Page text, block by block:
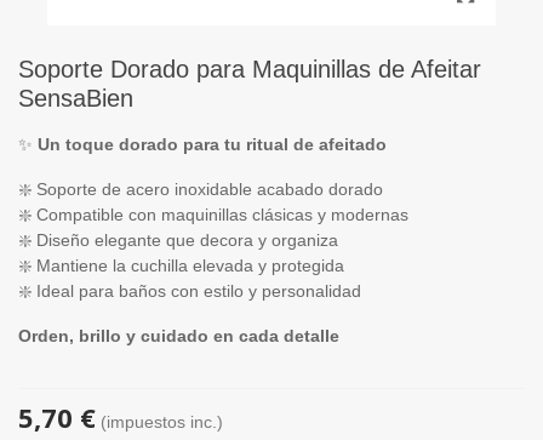
Soporte Dorado para Maquinillas de Afeitar
SensaBien
✨ Un toque dorado para tu ritual de afeitado
❇️ Soporte de acero inoxidable acabado dorado
❇️ Compatible con maquinillas clásicas y modernas
❇️ Diseño elegante que decora y organiza
❇️ Mantiene la cuchilla elevada y protegida
❇️ Ideal para baños con estilo y personalidad
Orden, brillo y cuidado en cada detalle
5,70 € (impuestos inc.)